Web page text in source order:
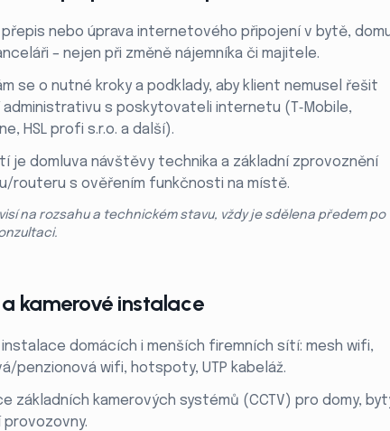
přepis nebo úprava internetového připojení v bytě,
– nejen při změně nájemníka či majitele.
se o nutné kroky a podklady, aby klient nemusel řešit
s poskytovateli internetu (T‑Mobile,
HSL profi s.r.o. a další).
je domluva návštěvy technika a základní zprovoznění
routeru s ověřením funkčnosti na místě.
na rozsahu a technickém stavu, vždy je sdělena předem po
kamerové instalace
instalace domácích i menších firemních sítí: mesh wifi,
penzionová wifi, hotspoty, UTP kabeláž.
základních kamerových systémů (CCTV) pro domy,
provozovny.